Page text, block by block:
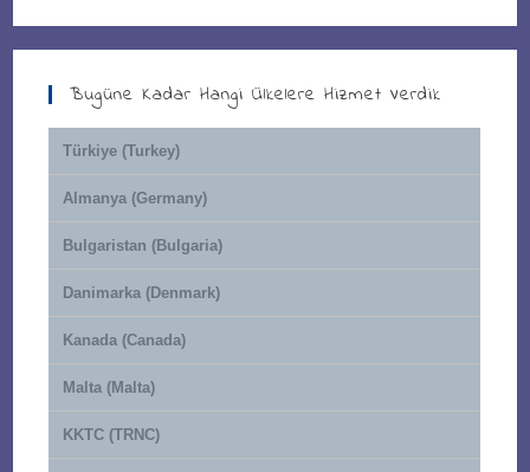
Bugüne Kadar Hangi Ülkelere Hizmet Verdik
Türkiye (Turkey)
Almanya (Germany)
Bulgaristan (Bulgaria)
Danimarka (Denmark)
Kanada (Canada)
Malta (Malta)
KKTC (TRNC)